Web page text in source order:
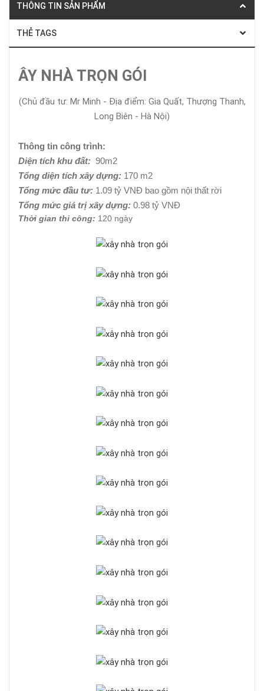
THÔNG TIN SẢN PHẨM
THẺ TAGS
ÂY NHÀ TRỌN GÓI
(Chủ đầu tư: Mr Minh - Địa điểm: Gia Quất, Thượng Thanh,
Long Biên - Hà Nội)
Thông tin công trình:
Diện tích khu đất: 90m2
Tổng diện tích xây dựng: 170 m2
Tổng mức đầu tư: 1.09 tỷ VNĐ bao gồm nội thất rời
Tổng mức giá trị xây dựng: 0.98 tỷ VNĐ
Thời gian thi công: 120 ngày